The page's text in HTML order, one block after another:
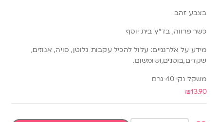
בצבע זהב
כשר פרווה, בד”ץ בית יוסף
מידע על אלרגניים: עלול להכיל עקבות גלוטן, סויה, אגוזים,
שקדים,בוטנים,ושומשום.
משקל נקי 40 גרם
₪13.90